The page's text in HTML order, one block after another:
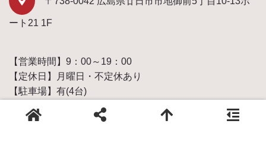
ート21 1F
【営業時間】9：00～19：00
【定休日】月曜日・不定休あり
【駐車場】有(4台)